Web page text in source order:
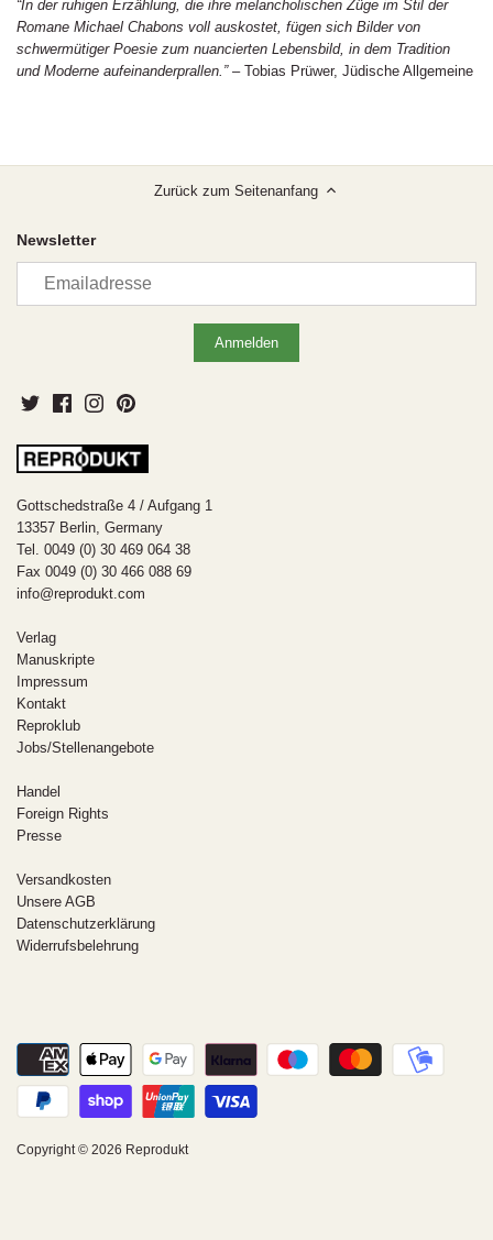
“In der ruhigen Erzählung, die ihre melancholischen Züge im Stil der
Romane Michael Chabons voll auskostet, fügen sich Bilder von
schwermütiger Poesie zum nuancierten Lebensbild, in dem Tradition
und Moderne aufeinanderprallen.”– Tobias Prüwer, Jüdische Allgemeine
Zurück zum Seitenanfang
Newsletter
Gottschedstraße 4 / Aufgang 1
13357 Berlin, Germany
Tel. 0049 (0) 30 469 064 38
Fax 0049 (0) 30 466 088 69
info@reprodukt.com
Verlag
Manuskripte
Impressum
Kontakt
Reproklub
Jobs/Stellenangebote
Handel
Foreign Rights
Presse
Versandkosten
Unsere AGB
Datenschutzerklärung
Widerrufsbelehrung
Copyright © 2026 Reprodukt